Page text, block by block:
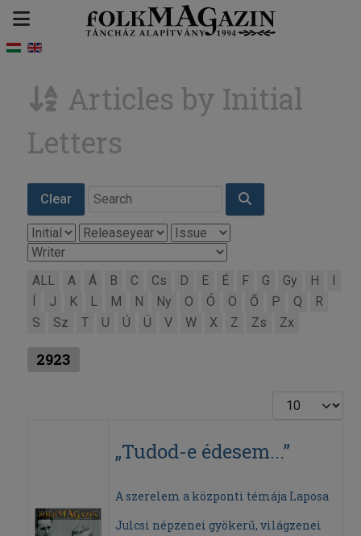
Articles by Initial
Letters
Clear
ALL A Á B C Cs D E É F G Gy H
J K L M N Ny O Ó Ö Ő P Q
R
S
Sz T U Ú Ü V W X Z Zs Zx
2923
Display #
„Tudod-e édesem...”
A szerelem a központi témája Laposa
Julcsi népzenei gyökerű, világzenei